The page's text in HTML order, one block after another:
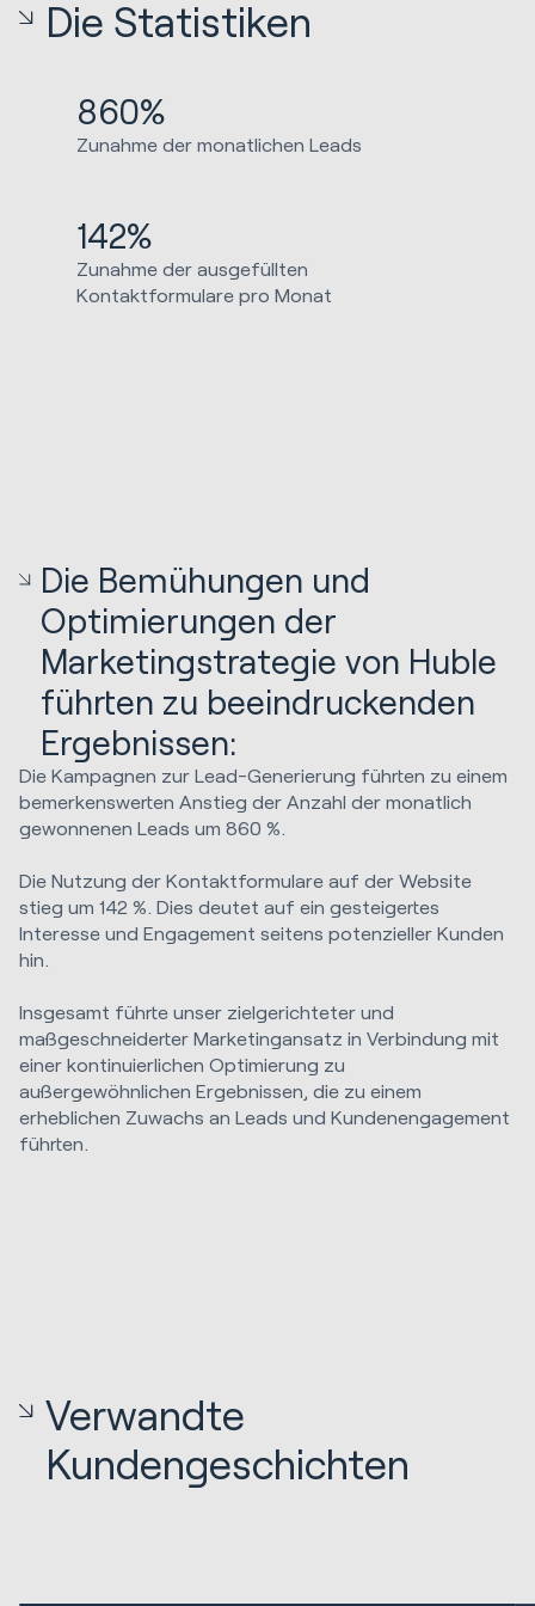
Die Statistiken
860%
Zunahme der monatlichen Leads
142%
Zunahme der ausgefüllten
Kontaktformulare pro Monat
Die Bemühungen und
Optimierungen der
Marketingstrategie von Huble
führten zu beeindruckenden
Ergebnissen:
Die Kampagnen zur Lead-Generierung führten zu einem
bemerkenswerten Anstieg der Anzahl der monatlich
gewonnenen Leads um 860 %.
Die Nutzung der Kontaktformulare auf der Website
stieg um 142 %. Dies deutet auf ein gesteigertes
Interesse und Engagement seitens potenzieller Kunden
hin.
Insgesamt führte unser zielgerichteter und
maßgeschneiderter Marketingansatz in Verbindung mit
einer kontinuierlichen Optimierung zu
außergewöhnlichen Ergebnissen, die zu einem
erheblichen Zuwachs an Leads und Kundenengagement
führten.
Verwandte
Kundengeschichten